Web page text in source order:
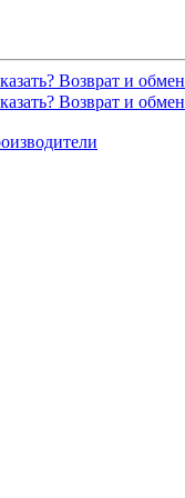
Возврат и обмен
Возврат и обмен